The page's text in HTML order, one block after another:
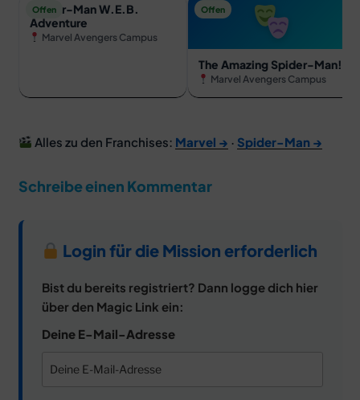
Offen
Spider-Man W.E.B.
Adventure
Marvel Avengers Campus
Offen
The Amazing Spider-Man!
Marvel Avengers Campus
Alles zu den Franchises: Marvel → · Spider-Man →
Schreibe einen Kommentar
Login für die Mission erforderlich
Bist du bereits registriert? Dann logge dich hier
über den Magic Link ein:
Deine E-Mail-Adresse